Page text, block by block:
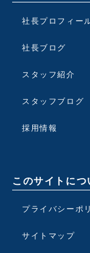
社長プロフィー
社長ブログ
スタッフ紹介
スタッフブログ
採用情報
このサイトにつ
プライバシーポ
サイトマップ